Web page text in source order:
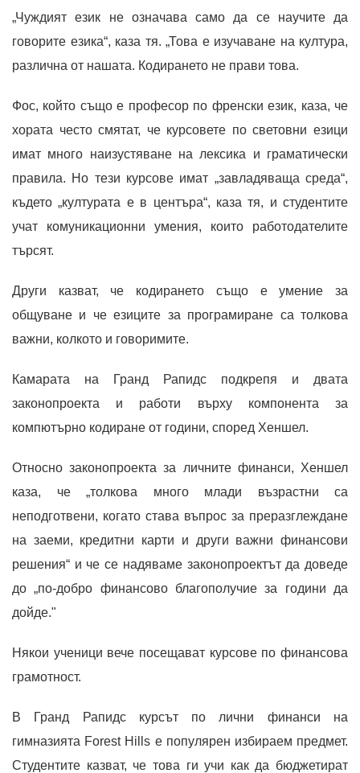
„Чуждият език не означава само да се научите да
говорите езика“, каза тя. „Това е изучаване на култура,
различна от нашата. Кодирането не прави това.
Фос, който също е професор по френски език, каза, че
хората често смятат, че курсовете по световни езици
имат много наизустяване на лексика и граматически
правила. Но тези курсове имат „завладяваща среда“,
където „културата е в центъра“, каза тя, и студентите
учат комуникационни умения, които работодателите
търсят.
Други казват, че кодирането също е умение за
общуване и че езиците за програмиране са толкова
важни, колкото и говоримите.
Камарата на Гранд Рапидс подкрепя и двата
законопроекта и работи върху компонента за
компютърно кодиране от години, според Хеншел.
Относно законопроекта за личните финанси, Хеншел
каза, че „толкова много млади възрастни са
неподготвени, когато става въпрос за преразглеждане
на заеми, кредитни карти и други важни финансови
решения“ и че се надяваме законопроектът да доведе
до „по-добро финансово благополучие за години да
дойде."
Някои ученици вече посещават курсове по финансова
грамотност.
В Гранд Рапидс курсът по лични финанси на
гимназията Forest Hills е популярен избираем предмет.
Студентите казват, че това ги учи как да бюджетират